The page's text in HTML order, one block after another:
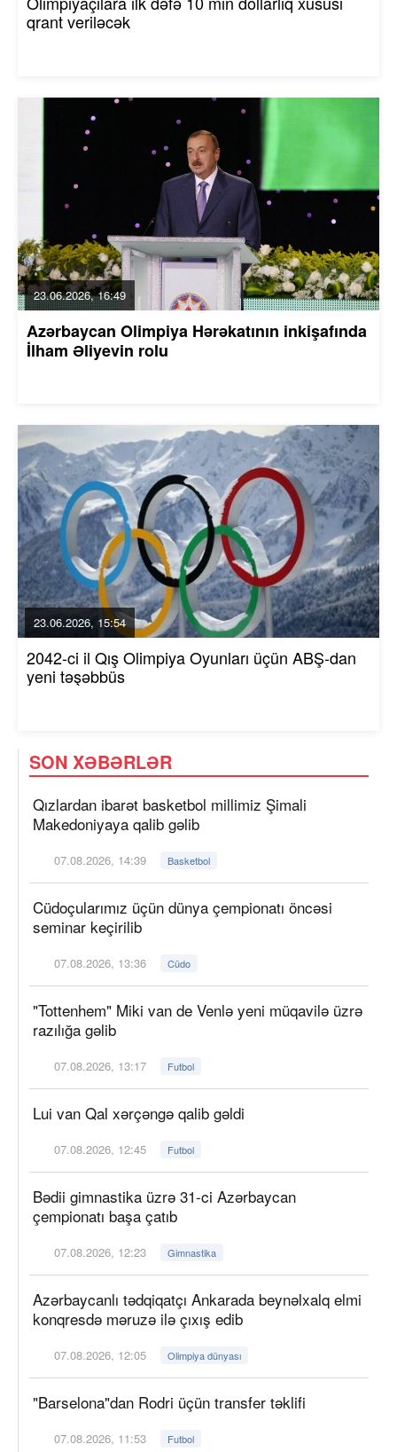
qrant veriləcək
23.06.2026, 16:49
Azərbaycan Olimpiya Hərəkatının inkişafında
İlham Əliyevin rolu
23.06.2026, 15:54
2042-ci il Qış Olimpiya Oyunları üçün ABŞ-dan
yeni təşəbbüs
SON XƏBƏRLƏR
Qızlardan ibarət basketbol millimiz Şimali
Makedoniyaya qalib gəlib
07.08.2026, 14:39 Basketbol
Cüdoçularımız üçün dünya çempionatı öncəsi
seminar keçirilib
07.08.2026, 13:36 Cüdo
"Tottenhem" Miki van de Venlə yeni müqavilə üzrə
razılığa gəlib
07.08.2026, 13:17 Futbol
Lui van Qal xərçəngə qalib gəldi
07.08.2026, 12:45 Futbol
Bədii gimnastika üzrə 31-ci Azərbaycan
çempionatı başa çatıb
07.08.2026, 12:23 Gimnastika
Azərbaycanlı tədqiqatçı Ankarada beynəlxalq elmi
konqresdə məruzə ilə çıxış edib
07.08.2026, 12:05 Olimpiya dünyası
"Barselona"dan Rodri üçün transfer təklifi
07.08.2026, 11:53 Futbol